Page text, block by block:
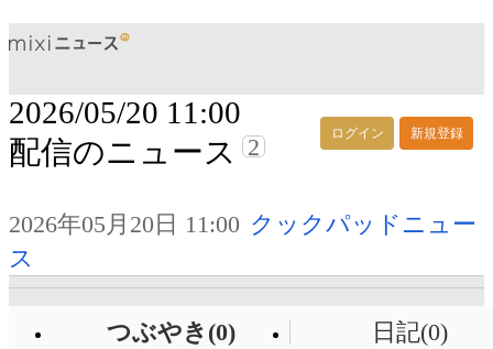
ログイン 新規登録
2026/05/20 11:00
配信のニュース
2
2026年05月20日 11:00 クックパッドニュー
ス
つぶやき(0) 日記(0)